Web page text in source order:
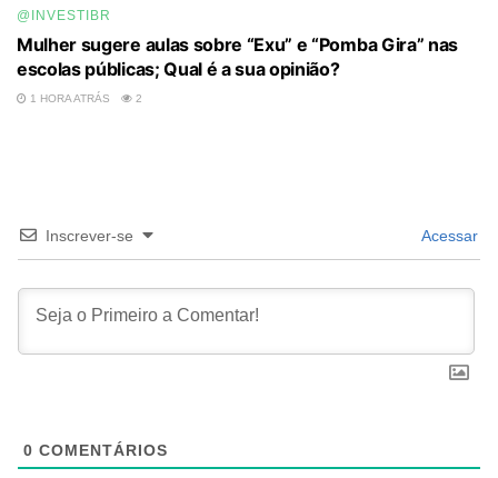
@INVESTIBR
Mulher sugere aulas sobre “Exu” e “Pomba Gira” nas
escolas públicas; Qual é a sua opinião?
1 HORA ATRÁS 2
Inscrever-se Acessar
0 COMENTÁRIOS